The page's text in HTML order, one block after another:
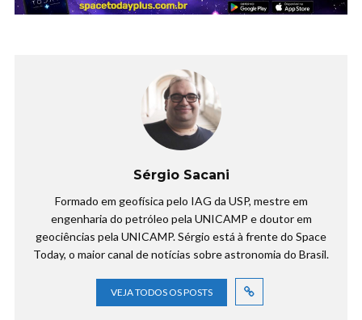
Sérgio Sacani
Formado em geofísica pelo IAG da USP, mestre em
engenharia do petróleo pela UNICAMP e doutor em
geociências pela UNICAMP. Sérgio está à frente do Space
Today, o maior canal de notícias sobre astronomia do Brasil.
VEJA TODOS OS POSTS